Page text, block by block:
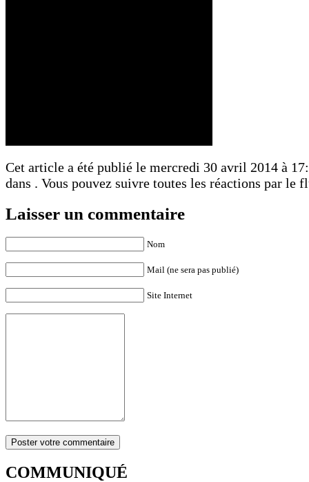
Cet article a été publié le mercredi 30 avril 2014 à
dans . Vous pouvez suivre toutes les réactions par le
Laisser un commentaire
Nom
Mail (ne sera pas publié)
Site Internet
COMMUNIQUÉ